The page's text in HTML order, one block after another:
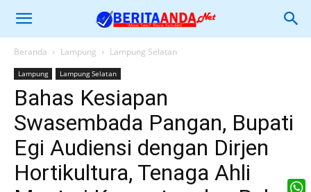
Beranda Lampung Lampung Selatan
Lampung Lampung Selatan
Bahas Kesiapan
Swasembada Pangan, Bupati
Egi Audiensi dengan Dirjen
Hortikultura, Tenaga Ahli